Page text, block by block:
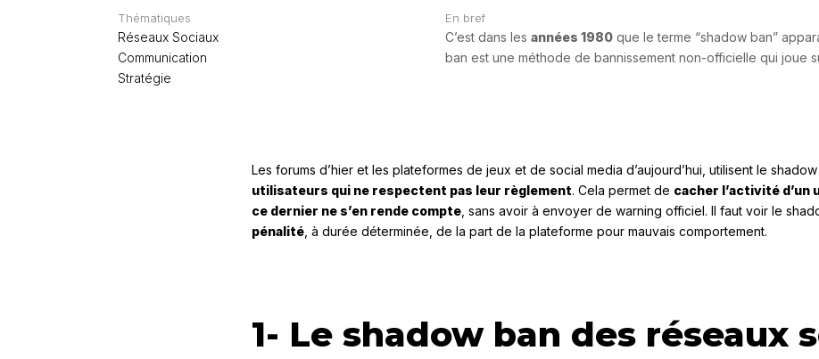
Thématiques
Réseaux Sociaux
Communication
Stratégie
En bref
C’est dans les années 1980que le terme “shadow ban”
ban est une méthode de bannissement non-officielle qui joue
Les forums d’hier et les plateformes de jeux et de social media d’aujourd’hui, utilisent le
utilisateurs qui ne respectent pas leur règlement. Cela permet de cacher l’activité d’un
ce dernier ne s’en rende compte , sans avoir à envoyer de warning officiel. Il faut voir le
pénalité , à durée déterminée, de la part de la plateforme pour mauvais comportement.
1- Le shadow ban des réseaux